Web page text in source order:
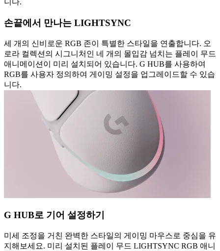
니다.
손끝에서 만나는 LIGHTSYNC
세 개의 신비로운 RGB 존이 특별한 스타일을 연출합니다. 오
로라 컬렉션의 시그니처인 네 개의 몰입감 넘치는 플레이 무드
애니메이션이 미리 설치되어 있습니다. G HUB를 사용하여
RGB를 사용자 정의하여 게이밍 설정을 업그레이드할 수 있습
니다.
G HUB로 기어 설정하기
미세 조정을 거친 완벽한 스타일의 게이밍 마우스로 중심을 유
지해보세요. 미리 설치된 플레이 무드 LIGHTSYNC RGB 애니